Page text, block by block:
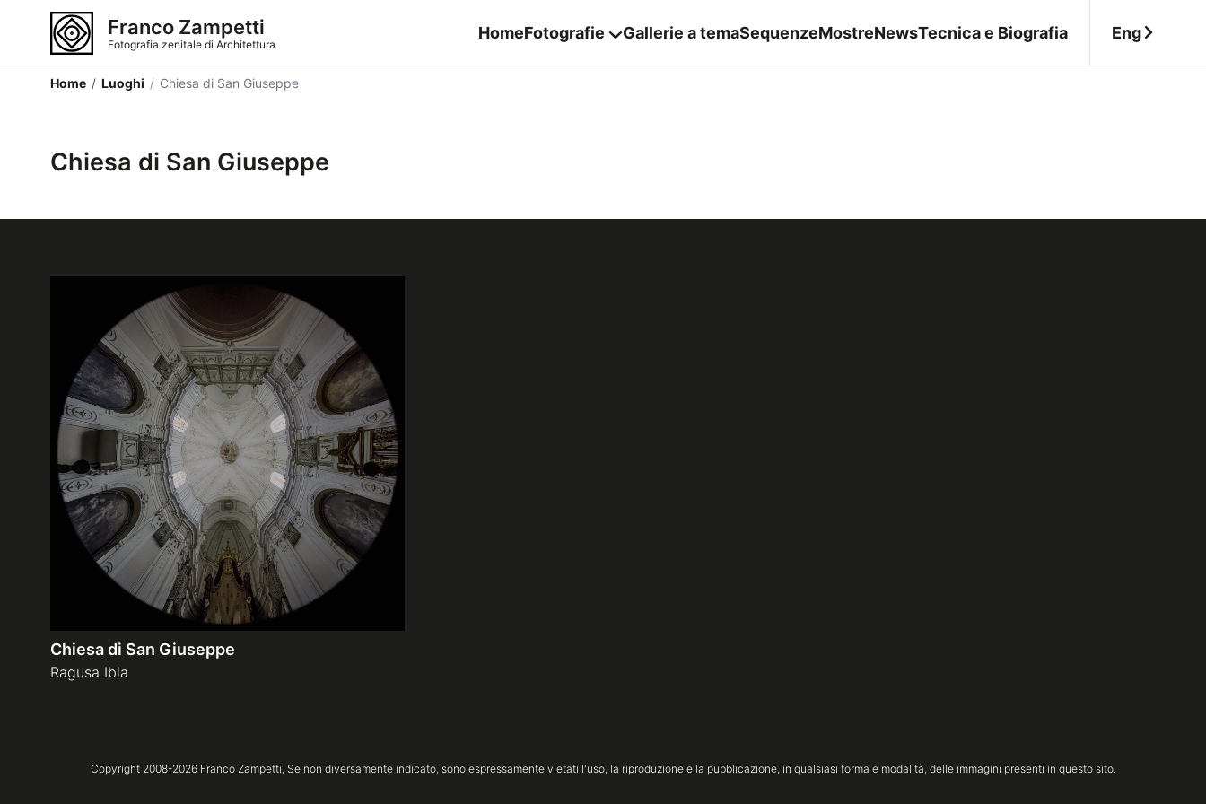
Franco Zampetti
Fotografia zenitale di Architettura
HomeFotografie Gallerie a temaSequenzeMostreNewsTecnica e Biografia Eng
Home / Luoghi / Chiesa di San Giuseppe
Chiesa di San Giuseppe
Chiesa di San Giuseppe
Ragusa Ibla
Copyright 2008-2026Franco Zampetti, Se non diversamente indicato, sono espressamente vietati l'uso, la riproduzione e la pubblicazione, in qualsiasi forma e modalità, delle immagini presenti in questo sito.